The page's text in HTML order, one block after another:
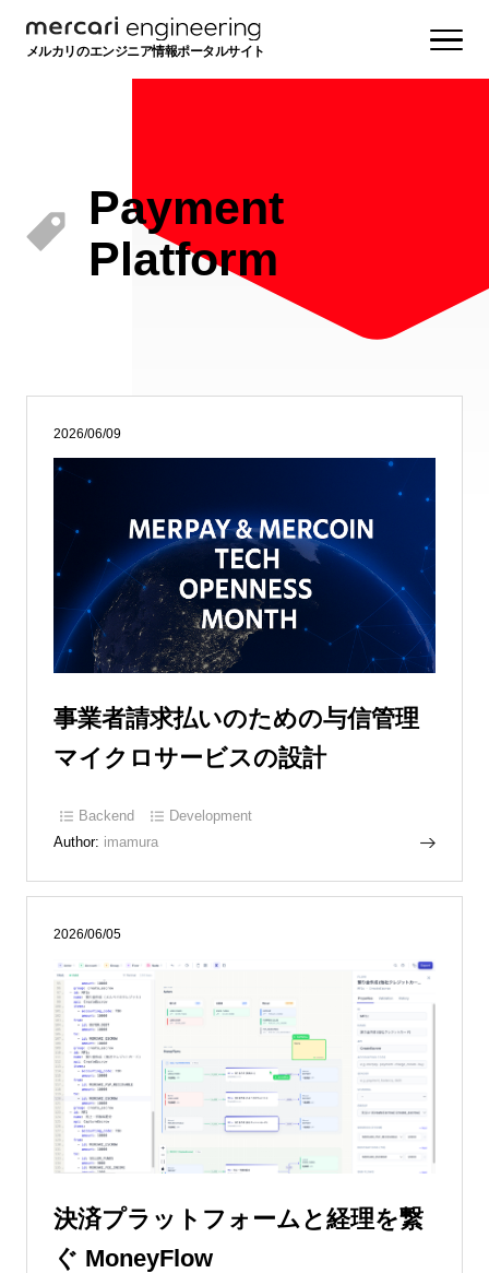
メルカリのエンジニア情報ポータルサイト
Payment
Platform
2026/06/09
事業者請求払いのための与信管理
マイクロサービスの設計
Backend
Development
Author: imamura
2026/06/05
決済プラットフォームと経理を繋
ぐ MoneyFlow